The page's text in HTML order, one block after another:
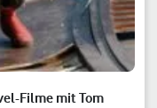
Filme mit Tom